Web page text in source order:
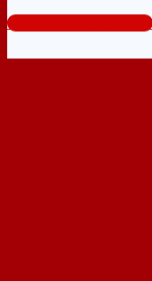
www.cuanhuagiago.com